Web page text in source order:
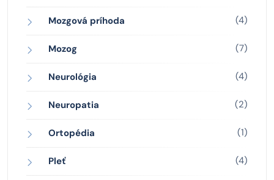
Mozgová príhoda (4)
Mozog (7)
Neurológia (4)
Neuropatia (2)
Ortopédia (1)
Pleť (4)